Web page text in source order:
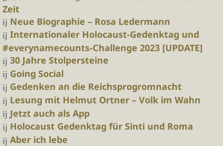
Zeit
Neue Biographie – Rosa Ledermann
Internationaler Holocaust-Gedenktag und
#everynamecounts-Challenge 2023 [UPDATE]
30 Jahre Stolpersteine
Going Social
Gedenken an die Reichsprogromnacht
Lesung mit Helmut Ortner – Volk im Wahn
Jetzt auch als App
Holocaust Gedenktag für Sinti und Roma
Aber ich lebe